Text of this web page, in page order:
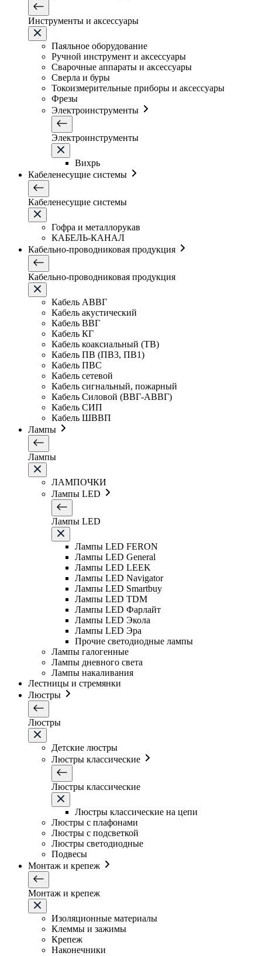
Инструменты и аксессуары
Паяльное оборудование
Ручной инструмент и аксессуары
Сварочные аппараты и аксессуары
Сверла и буры
Токоизмерительные приборы и аксессуары
Фрезы
Электроинструменты
Электроинструменты
Вихрь
Кабеленесущие системы
Кабеленесущие системы
Гофра и металлорукав
КАБЕЛЬ-КАНАЛ
Кабельно-проводниковая продукция
Кабельно-проводниковая продукция
Кабель АВВГ
Кабель акустический
Кабель ВВГ
Кабель КГ
Кабель коаксиальный (ТВ)
Кабель ПВ (ПВ3, ПВ1)
Кабель ПВС
Кабель сетевой
Кабель сигнальный, пожарный
Кабель Силовой (ВВГ-АВВГ)
Кабель СИП
Кабель ШВВП
Лампы
Лампы
ЛАМПОЧКИ
Лампы LED
Лампы LED
Лампы LED FERON
Лампы LED General
Лампы LED LEEK
Лампы LED Navigator
Лампы LED Smartbuy
Лампы LED TDM
Лампы LED Фарлайт
Лампы LED Экола
Лампы LED Эра
Прочие светодиодные лампы
Лампы галогенные
Лампы дневного света
Лампы накаливания
Лестницы и стремянки
Люстры
Люстры
Детские люстры
Люстры классические
Люстры классические
Люстры классические на цепи
Люстры с плафонами
Люстры с подсветкой
Люстры светодиодные
Подвесы
Монтаж и крепеж
Монтаж и крепеж
Изоляционные материалы
Клеммы и зажимы
Крепеж
Наконечники